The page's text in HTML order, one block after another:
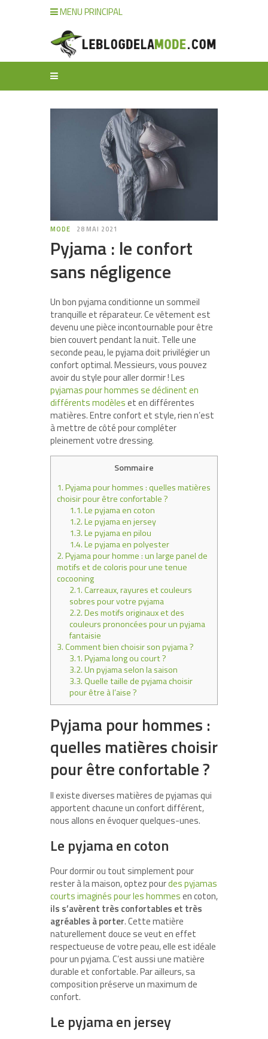
MENU PRINCIPAL
MODE 28 MAI 2021
Pyjama : le confort
sans négligence
Un bon pyjama conditionne un sommeil
tranquille et réparateur. Ce vêtement est
devenu une pièce incontournable pour être
bien couvert pendant la nuit. Telle une
seconde peau, le pyjama doit privilégier un
confort optimal. Messieurs, vous pouvez
avoir du style pour aller dormir ! Les
pyjamas pour hommes se déclinent en
différents modèleset en différentes
matières. Entre confort et style, rien n’est
à mettre de côté pour compléter
pleinement votre dressing.
Sommaire
1.Pyjama pour hommes : quelles matières
choisir pour être confortable ?
1.1.Le pyjama en coton
1.2.Le pyjama en jersey
1.3.Le pyjama en pilou
1.4.Le pyjama en polyester
2.Pyjama pour homme : un large panel de
motifs et de coloris pour une tenue
cocooning
2.1.Carreaux, rayures et couleurs
sobres pour votre pyjama
2.2.Des motifs originaux et des
couleurs prononcées pour un pyjama
fantaisie
3.Comment bien choisir son pyjama ?
3.1.Pyjama long ou court ?
3.2.Un pyjama selon la saison
3.3.Quelle taille de pyjama choisir
pour être à l’aise ?
Pyjama pour hommes :
quelles matières choisir
pour être confortable ?
Il existe diverses matières de pyjamas qui
apportent chacune un confort différent,
nous allons en évoquer quelques-unes.
Le pyjama en coton
Pour dormir ou tout simplement pour
rester à la maison, optez pourdes pyjamas
courts imaginés pour les hommesen coton,
ils s’avèrent très confortables et très
agréables à porter. Cette matière
naturellement douce se veut en effet
respectueuse de votre peau, elle est idéale
pour un pyjama. C’est aussi une matière
durable et confortable. Par ailleurs, sa
composition préserve un maximum de
confort.
Le pyjama en jersey